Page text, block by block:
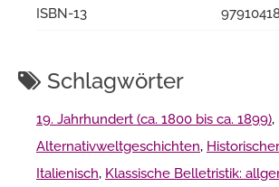
ISBN-13
Schlagwörter
19. Jahrhundert (ca. 1800 bis ca. 1899),
Alternativweltgeschichten,
Italienisch, Klassische Belletristik: